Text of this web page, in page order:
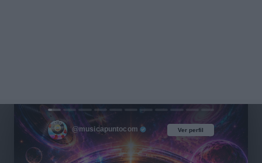
Ver perfil
@musicapuntocom Ver perfil